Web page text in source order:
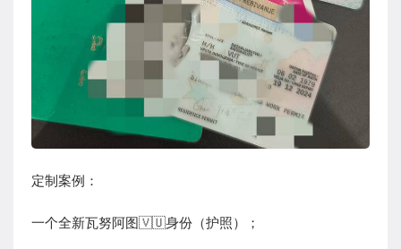
定制案例：
一个全新瓦努阿图🇻🇺身份（护照）；